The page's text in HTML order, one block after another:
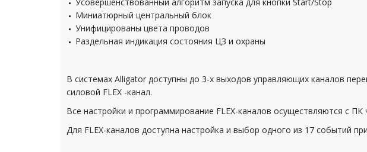
Миниатюрный центральный блок
Унифицированы цвета проводов
Раздельная индикация состояния ЦЗ и охраны
В системах Alligator доступны до 3-х выходов управляющих каналов
силовой FLEX -канал.
Все настройки и программирование FLEX-каналов осуществляются с
Для FLEX-каналов доступна настройка и выбор одного из 17 событий